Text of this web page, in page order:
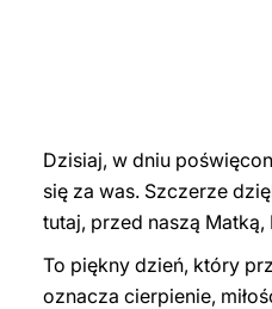
Dzisiaj, w dniu
się za was. Szczerze
tutaj, przed naszą
To piękny dzień, który
oznacza cierpienie,